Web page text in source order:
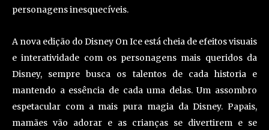
personagens inesquecíveis.
A nova edição do Disney On Ice está cheia de efeitos visuais
e interatividade com os personagens mais queridos da
Disney, sempre busca os talentos de cada historia e
mantendo a essência de cada uma delas. Um assombro
espetacular com a mais pura magia da Disney. Papais,
mamães vão adorar e as crianças se divertirem e se